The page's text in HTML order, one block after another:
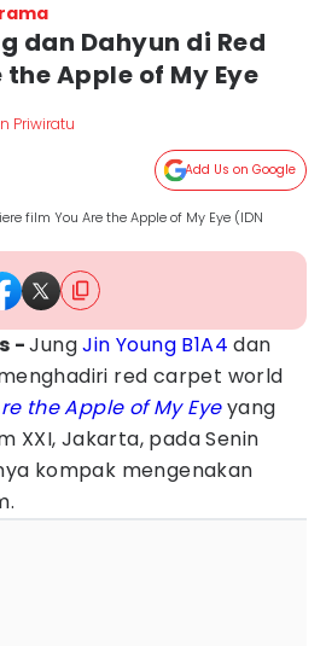
dan Dahyun di Red
Apple of My Eye
Priwiratu
Add Us on Google
film You Are the Apple of My Eye (IDN
-JungJin Young B1A4 dan
red carpet world
the Apple of My Eyeyang
XXI, Jakarta, pada Senin
kompak mengenakan